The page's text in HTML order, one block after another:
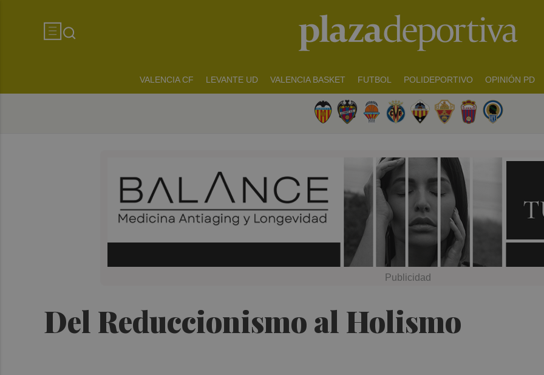
VALENCIA CF LEVANTE UD VALENCIA BASKET FUTBOL POLIDEPORTIVO OPINIÓN PD
Del Reduccionismo al Holismo